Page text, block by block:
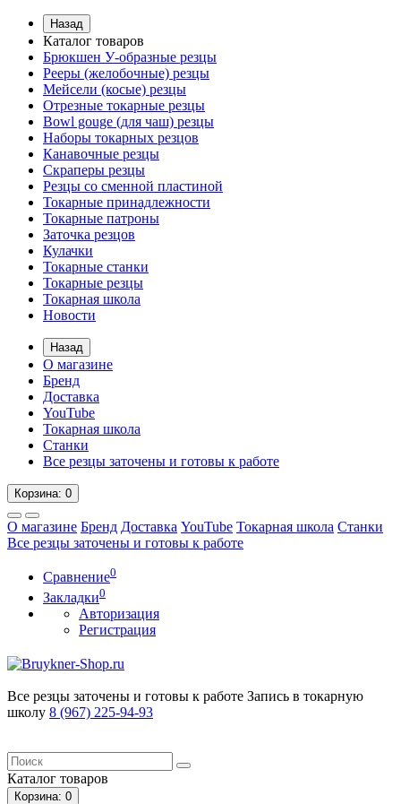
Назад
Каталог товаров
Брюкшен У-образные резцы
Рееры (желобочные) резцы
Мейсели (косые) резцы
Отрезные токарные резцы
Bowl gouge (для чаш) резцы
Наборы токарных резцов
Канавочные резцы
Скраперы резцы
Резцы со сменной пластиной
Токарные принадлежности
Токарные патроны
Заточка резцов
Кулачки
Токарные станки
Токарные резцы
Токарная школа
Новости
Назад
О магазине
Бренд
Доставка
YouTube
Токарная школа
Станки
Все резцы заточены и готовы к работе
Корзина: 0
О магазине Бренд Доставка YouTube Токарная школа Станки
Все резцы заточены и готовы к работе
Сравнение0
Закладки0
Авторизация
Регистрация
Все резцы заточены и готовы к работе Запись в токарную
школу 8 (967) 225-94-93
Каталог товаров
Корзина: 0